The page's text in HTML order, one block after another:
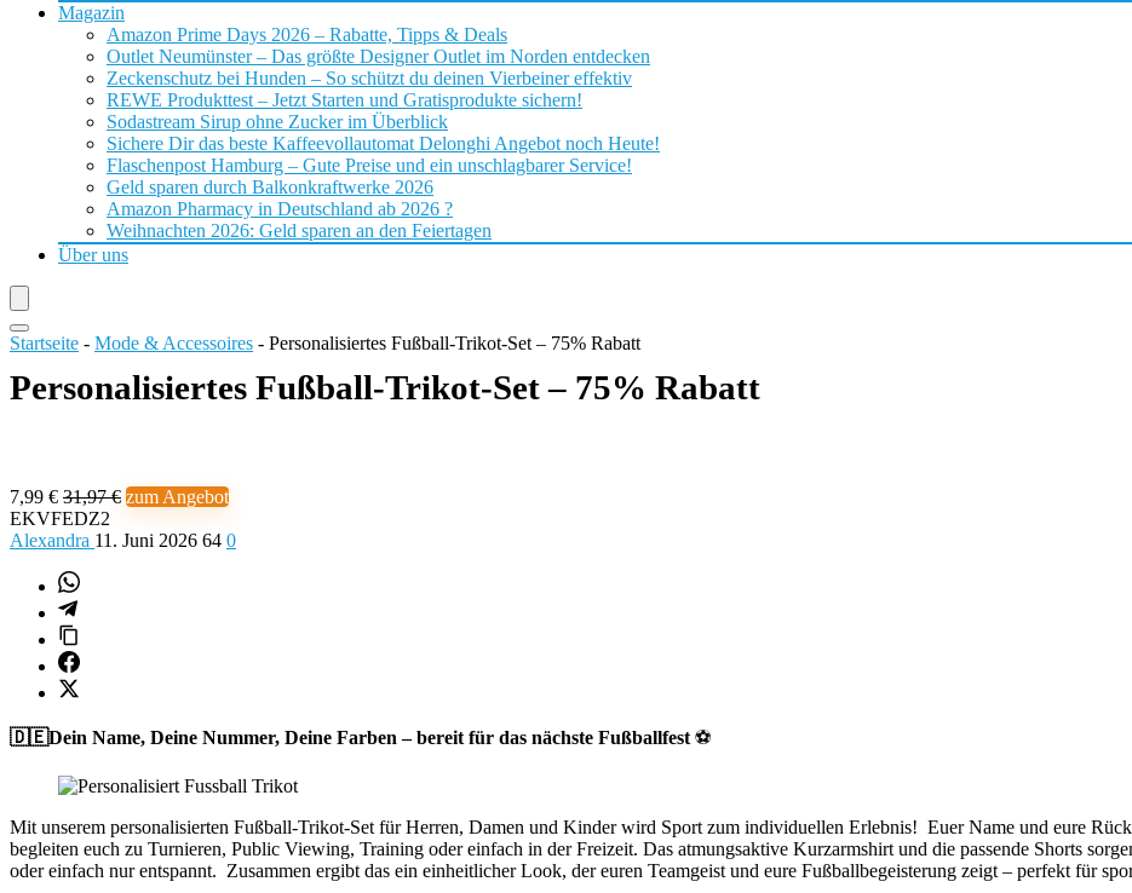
Magazin
Amazon Prime Days 2026 – Rabatte, Tipps & Deals
Outlet Neumünster – Das größte Designer Outlet im Norden entdecken
Zeckenschutz bei Hunden – So schützt du deinen Vierbeiner effektiv
REWE Produkttest – Jetzt Starten und Gratisprodukte sichern!
Sodastream Sirup ohne Zucker im Überblick
Sichere Dir das beste Kaffeevollautomat Delonghi Angebot noch Heute!
Flaschenpost Hamburg – Gute Preise und ein unschlagbarer Service!
Geld sparen durch Balkonkraftwerke 2026
Amazon Pharmacy in Deutschland ab 2026 ?
Weihnachten 2026: Geld sparen an den Feiertagen
Über uns
Startseite - Mode & Accessoires - Personalisiertes Fußball-Trikot-Set – 75% Rabatt
Personalisiertes Fußball-Trikot-Set – 75% Rabatt
7,99 € 31,97 € zum Angebot
EKVFEDZ2
Alexandra 11. Juni 2026 64 0
🇩🇪Dein Name, Deine Nummer, Deine Farben – bereit für das nächste Fußballfest ⚽️
Mit unserem personalisierten Fußball-Trikot-Set für Herren, Damen und Kinder wird Sport zum individuellen Erlebnis! Euer Name und eure
begleiten euch zu Turnieren, Public Viewing, Training oder einfach in der Freizeit. Das atmungsaktive Kurzarmshirt und die passende Shorts
oder einfach nur entspannt. Zusammen ergibt das ein einheitlicher Look, der euren Teamgeist und eure Fußballbegeisterung zeigt – perfekt für